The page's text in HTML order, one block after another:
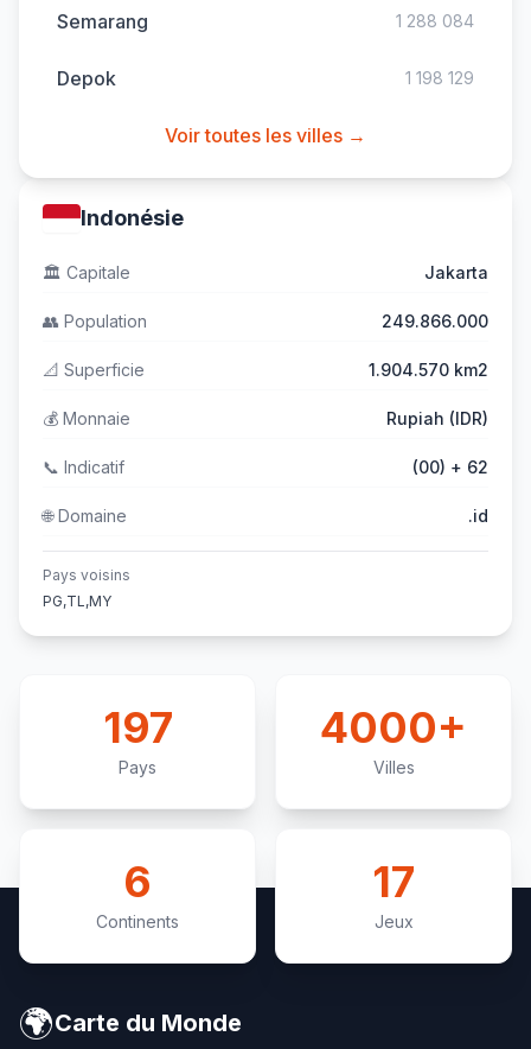
Semarang 1 288 084
Depok 1 198 129
Voir toutes les villes →
Indonésie
🏛️ Capitale Jakarta
👥 Population 249.866.000
📐 Superficie 1.904.570 km2
💰 Monnaie Rupiah (IDR)
📞 Indicatif (00) + 62
🌐Domaine .id
Pays voisins
PG,TL,MY
197
Pays
4000+
Villes
6
Continents
17
Jeux
🌍Carte du Monde